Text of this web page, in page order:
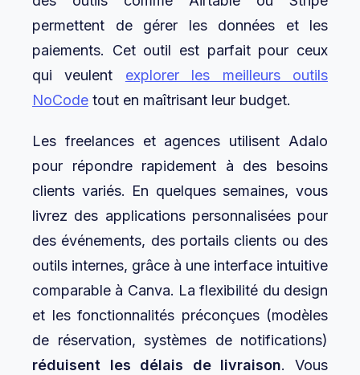
permettent de gérer les données et les
paiements. Cet outil est parfait pour ceux
qui veulent explorer les meilleurs outils
NoCode tout en maîtrisant leur budget.
Les freelances et agences utilisent Adalo
pour répondre rapidement à des besoins
clients variés. En quelques semaines, vous
livrez des applications personnalisées pour
des événements, des portails clients ou des
outils internes, grâce à une interface intuitive
comparable à Canva. La flexibilité du design
et les fonctionnalités préconçues (modèles
de réservation, systèmes de notifications)
réduisent les délais de livraison. Vous